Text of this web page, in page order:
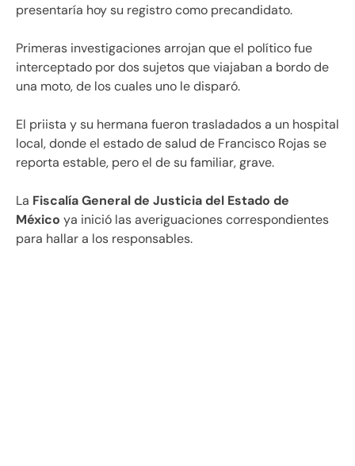
presentaría hoy su registro como precandidato.
Primeras investigaciones arrojan que el político fue
interceptado por dos sujetos que viajaban a bordo de
una moto, de los cuales uno le disparó.
El priista y su hermana fueron trasladados a un hospital
local, donde el estado de salud de Francisco Rojas se
reporta estable, pero el de su familiar, grave.
La Fiscalía General de Justicia del Estado de
México ya inició las averiguaciones correspondientes
para hallar a los responsables.